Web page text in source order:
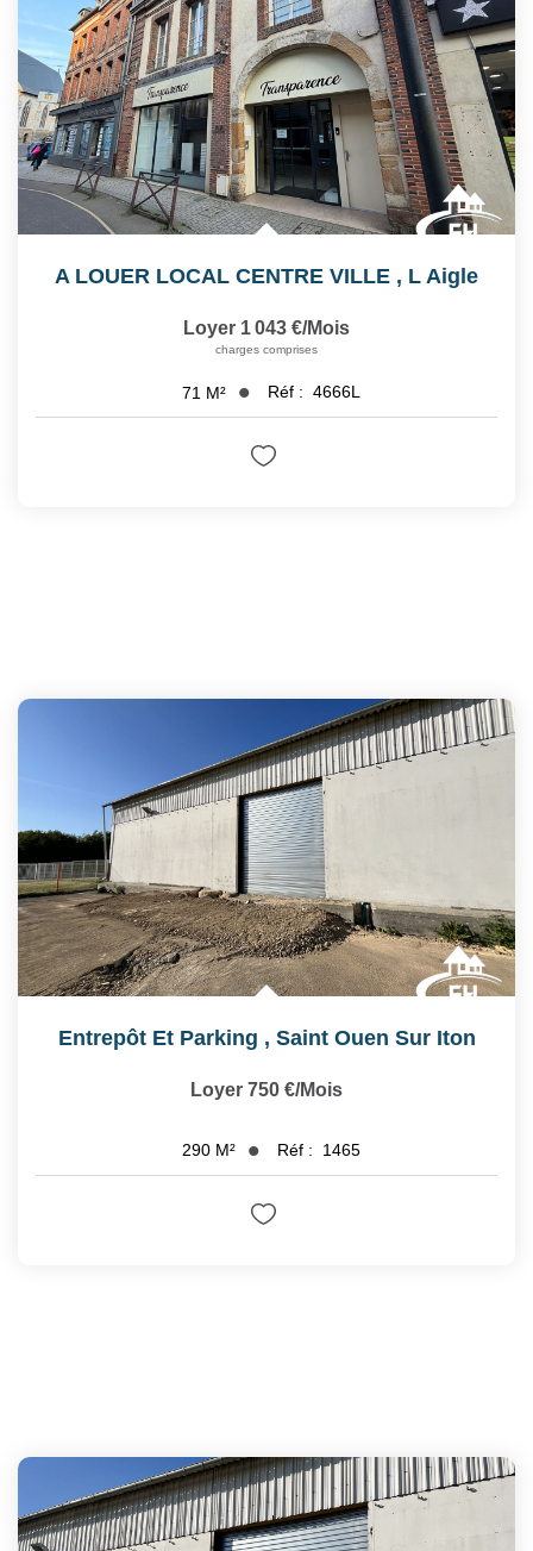
A LOUER LOCAL CENTRE VILLE , L Aigle
Loyer 1 043 €/mois
charges comprises
71 M² Réf : 4666L
Entrepôt Et Parking , Saint Ouen Sur Iton
Loyer 750 €/mois
290 M² Réf : 1465